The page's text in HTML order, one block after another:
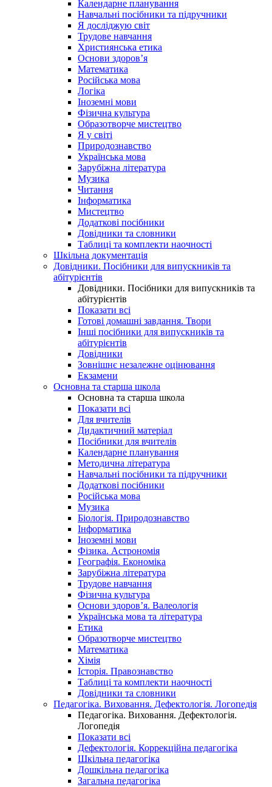
Календарне планування
Навчальні посібники та підручники
Я досліджую світ
Трудове навчання
Християнська етика
Основи здоров’я
Математика
Російська мова
Логіка
Іноземні мови
Фізична культура
Образотворче мистецтво
Я у світі
Природознавство
Українська мова
Зарубіжна література
Музика
Читання
Інформатика
Мистецтво
Додаткові посібники
Довідники та словники
Таблиці та комплекти наочності
Шкільна документація
Довідники. Посібники для випускників та
абітурієнтів
Довідники. Посібники для випускників та
абітурієнтів
Показати всі
Готові домашні завдання. Твори
Інші посібники для випускників та
абітурієнтів
Довідники
Зовнішнє незалежне оцінювання
Екзамени
Основна та старша школа
Основна та старша школа
Показати всі
Для вчителів
Дидактичний матеріал
Посібники для вчителів
Календарне планування
Методична література
Навчальні посібники та підручники
Додаткові посібники
Російська мова
Музика
Біологія. Природознавство
Інформатика
Іноземні мови
Фізика. Астрономія
Географія. Економіка
Зарубіжна література
Трудове навчання
Фізична культура
Основи здоров’я. Валеологія
Українська мова та література
Етика
Образотворче мистецтво
Математика
Хімія
Історія. Правознавство
Таблиці та комплекти наочності
Довідники та словники
Педагогіка. Виховання. Дефектологія. Логопедія
Педагогіка. Виховання. Дефектологія.
Логопедія
Показати всі
Дефектологія. Коррекційна педагогіка
Шкільна педагогіка
Дошкільна педагогіка
Загальна педагогіка